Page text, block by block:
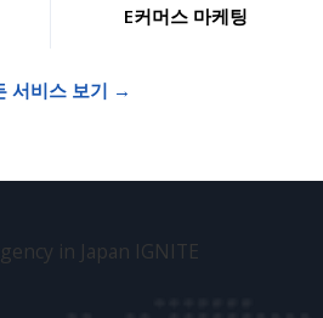
E커머스 마케팅
서비스 보기 →